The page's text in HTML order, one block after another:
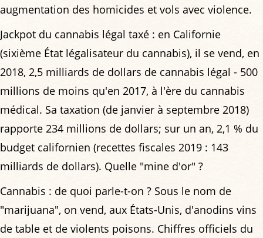
augmentation des homicides et vols avec violence.
Jackpot du cannabis légal taxé : en Californie
(sixième État légalisateur du cannabis), il se vend, en
2018, 2,5 milliards de dollars de cannabis légal - 500
millions de moins qu'en 2017, à l'ère du cannabis
médical. Sa taxation (de janvier à septembre 2018)
rapporte 234 millions de dollars; sur un an, 2,1 % du
budget californien (recettes fiscales 2019 : 143
milliards de dollars). Quelle "mine d'or" ?
Cannabis : de quoi parle-t-on ? Sous le nom de
"marijuana", on vend, aux États-Unis, d'anodins vins
de table et de violents poisons. Chiffres officiels du